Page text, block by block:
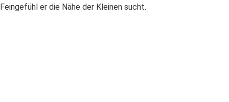
Feingefühl er die Nähe der Kleinen sucht.